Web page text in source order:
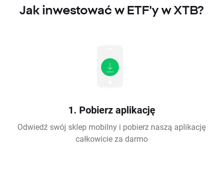
Jak inwestować w ETF'y w XTB?
1. Pobierz aplikację
Odwiedź swój sklep mobilny i pobierz naszą aplikację
całkowicie za darmo